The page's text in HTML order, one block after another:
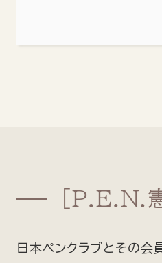
[P.E.N.
日本ペンクラブとその会